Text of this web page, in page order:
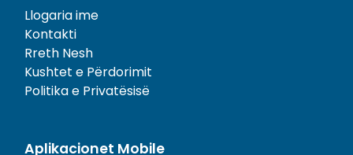
Llogaria ime
Kontakti
Rreth Nesh
Kushtet e Përdorimit
Politika e Privatësisë
Aplikacionet Mobile